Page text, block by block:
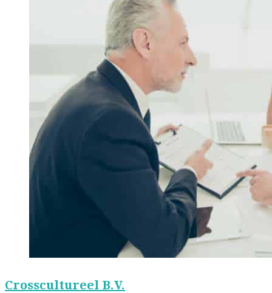
Crosscultureel B.V.